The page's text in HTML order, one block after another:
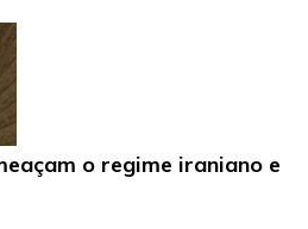
o regime iraniano e